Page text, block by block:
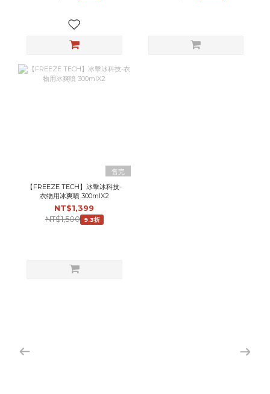
售完
【FREEZE TECH】冰擊冰科技-
衣物用冰爽噴 300mlX2
NT$1,399
NT$1,500
9.3折